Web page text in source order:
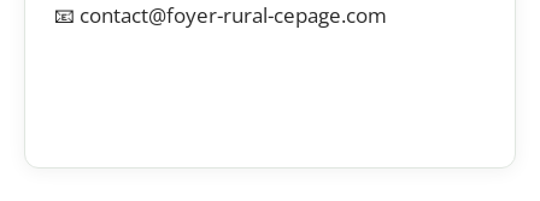
📧 contact@foyer-rural-cepage.com